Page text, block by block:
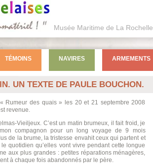
Musée Maritime de La Rochelle
UN TEXTE DE PAULE BOUCHON.
Rumeur des quais » les 20 et 21 septembre 2008
revenue.
Vieiljeux. C’est un matin brumeux, il fait froid, je
compagnon pour un long voyage de 9 mois
de la brume, la tristesse envahit ceux qui partent et
quotidien qu’elles vont vivre pendant cette longue
aux plus grandes : petites réparations ménagères,
à chaque fois abandonnés par le père.
TÉMOINS NAVIRES ARMEMENTS